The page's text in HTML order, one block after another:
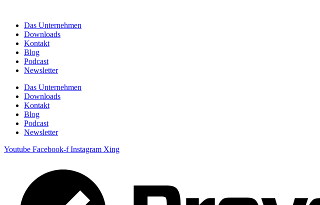
springenDas Unternehmen
Downloads
Kontakt
Blog
Podcast
Newsletter
Das Unternehmen
Downloads
Kontakt
Blog
Podcast
Newsletter
Youtube Facebook-f Instagram Xing